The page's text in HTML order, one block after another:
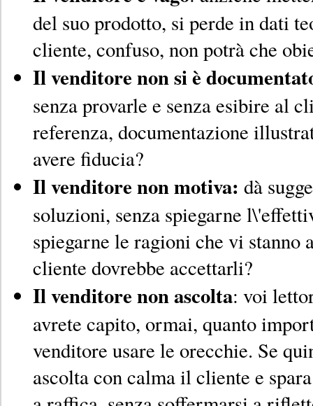
del suo prodotto, si perde in dati
cliente, confuso, non potrà che
Il venditore non si è
senza provarle e senza esibire al
referenza, documentazione
avere fiducia?
Il venditore non motiva: dà
soluzioni, senza spiegarne
spiegarne le ragioni che vi stanno
cliente dovrebbe accettarli?
Il venditore non ascolta: voi
avrete capito, ormai, quanto
venditore usare le orecchie. Se
ascolta con calma il cliente e